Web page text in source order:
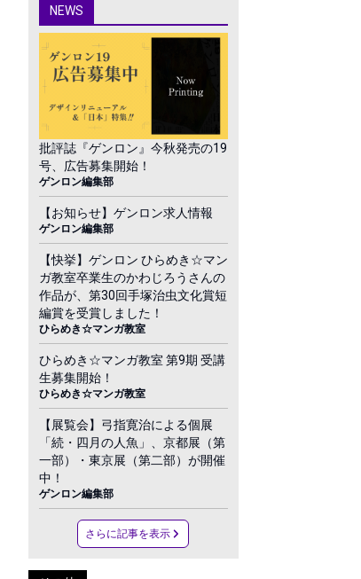
NEWS
批評誌『ゲンロン』今秋発売の19
号、広告募集開始！
ゲンロン編集部
【お知らせ】ゲンロン求人情報
ゲンロン編集部
【快挙】ゲンロン ひらめき☆マン
ガ教室卒業生のかわじろうさんの
作品が、第30回手塚治虫文化賞短
編賞を受賞しました！
ひらめき☆マンガ教室
ひらめき☆マンガ教室 第9期 受講
生募集開始！
ひらめき☆マンガ教室
【展覧会】弓指寛治による個展
「続・四月の人魚」、京都展（第
一部）・東京展（第二部）が開催
中！
ゲンロン編集部
さらに記事を表示